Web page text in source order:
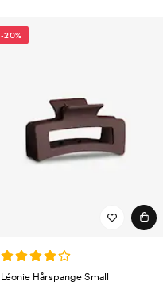
-20%
Léonie Hårspange Small